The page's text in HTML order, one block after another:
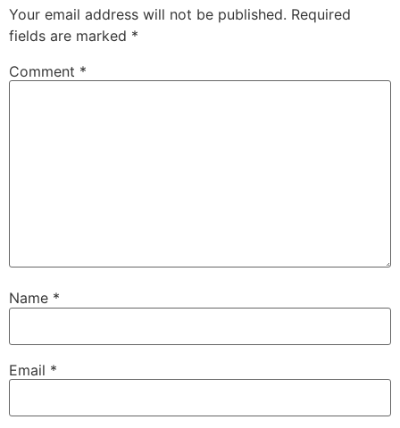
Your email address will not be published. Required
fields are marked *
Comment *
Name *
Email *